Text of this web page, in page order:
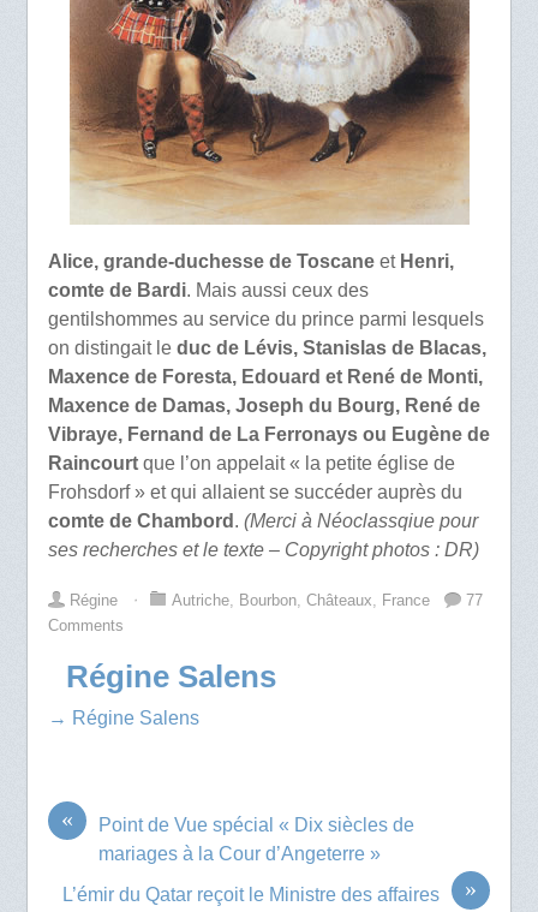
Alice, grande-duchesse de Toscaneet Henri,
comte de Bardi. Mais aussi ceux des
gentilshommes au service du prince parmi lesquels
on distingait le duc de Lévis, Stanislas de Blacas,
Maxence de Foresta, Edouard et René de Monti,
Maxence de Damas, Joseph du Bourg, René de
Vibraye, Fernand de La Ferronays ou Eugène de
Raincourtque l’on appelait « la petite église de
Frohsdorf » et qui allaient se succéder auprès du
comte de Chambord . (Merci à Néoclassqiue pour
ses recherches et le texte – Copyright photos : DR)
Régine ⋅ Autriche, Bourbon, Châteaux, France
77
Comments
Régine Salens
→ Régine Salens
«
Point de Vue spécial « Dix siècles de
mariages à la Cour d’Angeterre »
»
L’émir du Qatar reçoit le Ministre des affaires